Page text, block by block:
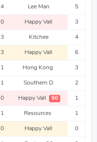
4 Lee Man 5
0 Happy Vall 3
3 Kitchee 4
3 Happy Vall 6
1 Hong Kong 3
1 Southern D 2
0 Happy Vall 90 1
1 Resources 1
0 Happy Vall 0